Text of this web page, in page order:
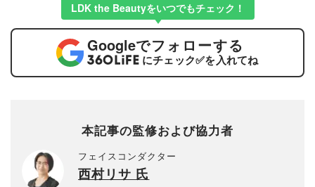
LDK the Beautyをいつでもチェック！
Googleでフォローする
にチェック✅を入れてね
本記事の監修および協力者
フェイスコンダクター
西村リサ 氏